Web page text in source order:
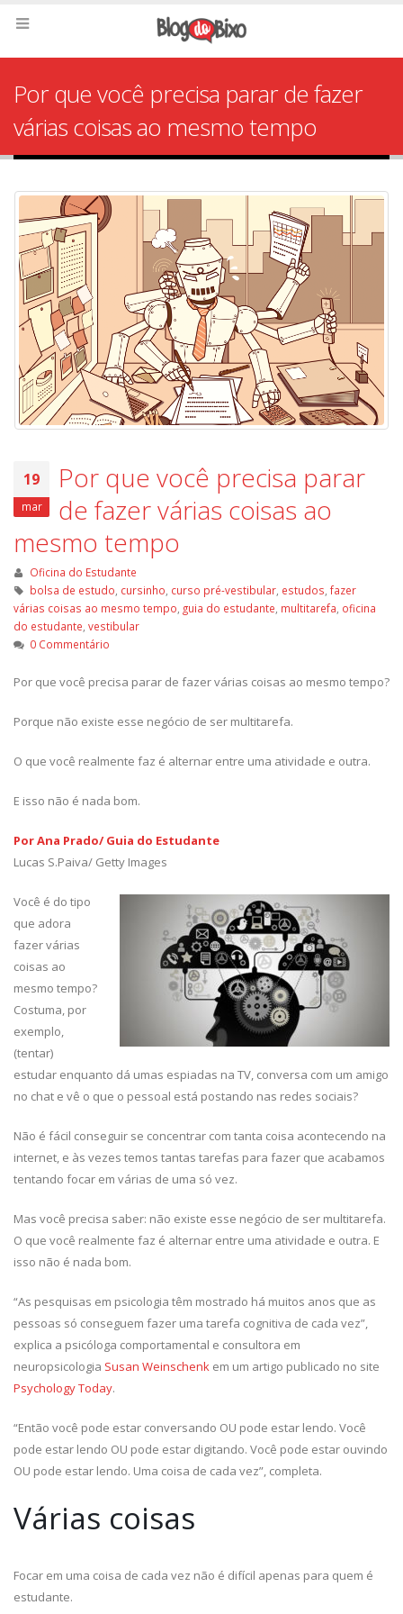
Por que você precisa parar de fazer
várias coisas ao mesmo tempo
19
mar
Por que você precisa parar
de fazer várias coisas ao
mesmo tempo
Oficina do Estudante
bolsa de estudo cursinho curso pré-vestibular, estudos fazer
várias coisas ao mesmo tempo guia do estudante multitarefa oficina
do estudante vestibular
0 Commentário
Por que você precisa parar de fazer várias coisas ao mesmo tempo?
Porque não existe esse negócio de ser multitarefa.
O que você realmente faz é alternar entre uma atividade e outra.
E isso não é nada bom.
Por Ana Prado/ Guia do Estudante
Lucas S.Paiva/ Getty Images
Você é do tipo
que adora
fazer várias
coisas ao
mesmo tempo?
Costuma, por
exemplo,
(tentar)
estudar enquanto dá umas espiadas na TV, conversa com um amigo
no chat e vê o que o pessoal está postando nas redes sociais?
Não é fácil conseguir se concentrar com tanta coisa acontecendo na
internet, e às vezes temos tantas tarefas para fazer que acabamos
tentando focar em várias de uma só vez.
Mas você precisa saber: não existe esse negócio de ser multitarefa.
O que você realmente faz é alternar entre uma atividade e outra. E
isso não é nada bom.
“As pesquisas em psicologia têm mostrado há muitos anos que as
pessoas só conseguem fazer uma tarefa cognitiva de cada vez”,
explica a psicóloga comportamental e consultora em
neuropsicologia Susan Weinschenk em um artigo publicado no site
Psychology Today.
“Então você pode estar conversando OU pode estar lendo. Você
pode estar lendo OU pode estar digitando. Você pode estar ouvindo
OU pode estar lendo. Uma coisa de cada vez”, completa.
Várias coisas
Focar em uma coisa de cada vez não é difícil apenas para quem é
estudante.